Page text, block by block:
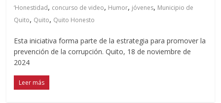
‘Honestidad, concurso de video, Humor, jóvenes, Municipio de
Quito, Quito, Quito Honesto
Esta iniciativa forma parte de la estrategia para promover la
prevención de la corrupción. Quito, 18 de noviembre de
2024
Leer más